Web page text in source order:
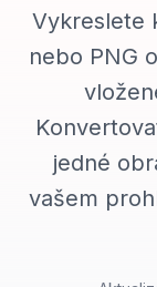
Vykreslete
nebo PNG
jedné
vašem